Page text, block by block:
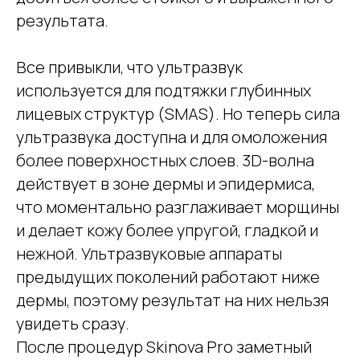
результата.
Все привыкли, что ультразвук
используется для подтяжки глубинных
лицевых структур (SMAS). Но теперь сила
ультразвука доступна и для омоложения
более поверхностных слоев. 3D-волна
действует в зоне дермы и эпидермиса,
что моментально разглаживает морщины
и делает кожу более упругой, гладкой и
нежной. Ультразвуковые аппараты
предыдущих поколений работают ниже
дермы, поэтому результат на них нельзя
увидеть сразу.
После процедур Skinova Pro заметный